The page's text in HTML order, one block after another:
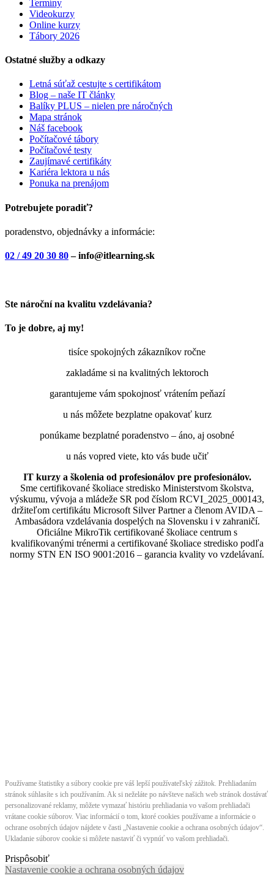
Termíny
Videokurzy
Online kurzy
Tábory 2026
Ostatné služby a odkazy
Letná súťaž cestujte s certifikátom
Blog – naše IT články
Balíky PLUS – nielen pre náročných
Mapa stránok
Náš facebook
Počítačové tábory
Počítačové testy
Zaujímavé certifikáty
Kariéra lektora u nás
Ponuka na prenájom
Potrebujete poradiť?
poradenstvo, objednávky a informácie:
02 / 49 20 30 80– info@itlearning.sk
Ste nároční na kvalitu vzdelávania?
To je dobre, aj my!
tisíce spokojných zákazníkov ročne
zakladáme si na kvalitných lektoroch
garantujeme vám spokojnosť vrátením peňazí
u nás môžete bezplatne opakovať kurz
ponúkame bezplatné poradenstvo – áno, aj osobné
u nás vopred viete, kto vás bude učiť
IT kurzy a školenia od profesionálov pre profesionálov.
Sme certifikované školiace stredisko Ministerstvom školstva,
výskumu, vývoja a mládeže SR pod číslom RCVI_2025_000143,
držiteľom certifikátu Microsoft Silver Partner a členom AVIDA –
Ambasádora vzdelávania dospelých na Slovensku i v zahraničí.​​​​​​​​​​​​​​​​
Oficiálne MikroTik certifikované školiace centrum s
kvalifikovanými trénermi ​​​​​​​​​​a certifikované školiace stredisko podľa
normy STN EN ISO 9001:2016 – garancia kvality vo vzdelávaní.
Používame štatistiky a súbory cookie pre váš lepší používateľský zážitok. Prehliadaním
stránok súhlasíte s ich používaním. Ak si neželáte po návšteve našich web stránok dostávať
personalizované reklamy, môžete vymazať históriu prehliadania vo vašom prehliadači
vrátane cookie súborov. Viac informácií o tom, ktoré cookies používame a informácie o
ochrane osobných údajov nájdete v časti „Nastavenie cookie a ochrana osobných údajov“.
Ukladanie súborov cookie si môžete nastaviť či vypnúť vo vašom prehliadači.
Prispôsobiť
Nastavenie cookie a ochrana osobných údajov